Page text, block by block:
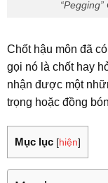
Chốt hậu môn đã
gọi nó là chốt hay
nhận được một
trọng hoặc đồng
Mục lục [hiện]